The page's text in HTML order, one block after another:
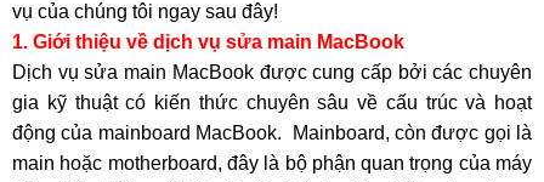
vụ của chúng tôi ngay sau đây!
1. Giới thiệu về dịch vụ sửa main MacBook
Dịch vụ sửa main MacBook được cung cấp bởi các chuyên
gia kỹ thuật có kiến thức chuyên sâu về cấu trúc và hoạt
động của mainboard MacBook. Mainboard, còn được gọi là
main hoặc motherboard, đây là bộ phận quan trọng của máy